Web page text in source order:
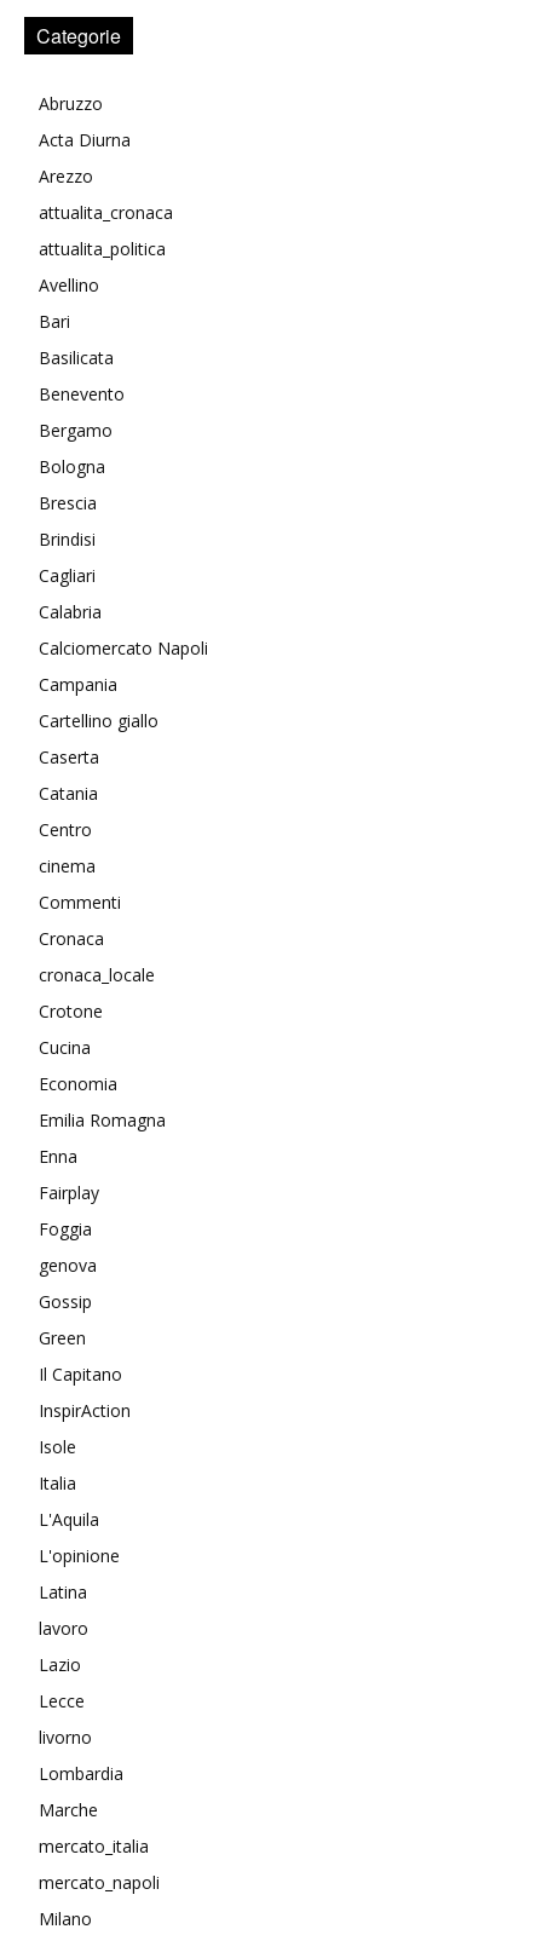
Categorie
Abruzzo
Acta Diurna
Arezzo
attualita_cronaca
attualita_politica
Avellino
Bari
Basilicata
Benevento
Bergamo
Bologna
Brescia
Brindisi
Cagliari
Calabria
Calciomercato Napoli
Campania
Cartellino giallo
Caserta
Catania
Centro
cinema
Commenti
Cronaca
cronaca_locale
Crotone
Cucina
Economia
Emilia Romagna
Enna
Fairplay
Foggia
genova
Gossip
Green
Il Capitano
InspirAction
Isole
Italia
L'Aquila
L'opinione
Latina
lavoro
Lazio
Lecce
livorno
Lombardia
Marche
mercato_italia
mercato_napoli
Milano